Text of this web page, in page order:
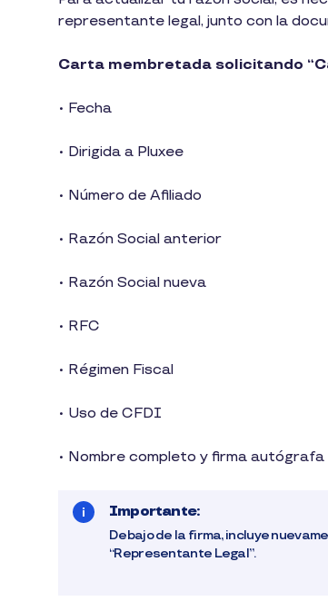
de
representante legal, junto con la
Carta membretada solicitando
• Fecha
• Dirigida a Pluxee
• Número de Afiliado
• Razón Social anterior
• Razón Social nueva
• RFC
• Régimen Fiscal
• Uso de CFDI
• Nombre completo y firma
Importante:
Debajo de la firma, incluye
“Representante Legal”.